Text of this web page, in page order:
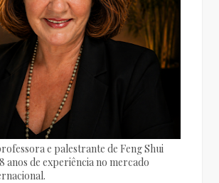
e palestrante de Feng Shui
anos de experiência no mercado